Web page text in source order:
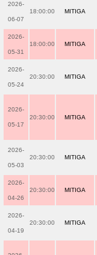
2026-
06-07
18:00:00 MITIGA
2026-
05-31
18:00:00 MITIGA
2026-
05-24
20:30:00 MITIGA
2026-
05-17
20:30:00 MITIGA
2026-
05-03
20:30:00 MITIGA
2026-
04-26
20:30:00 MITIGA
2026-
04-19
20:30:00 MITIGA